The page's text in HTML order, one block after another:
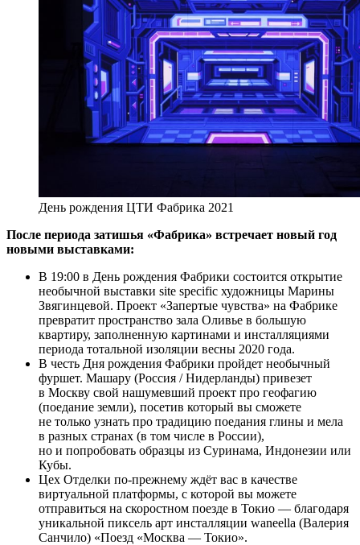
День рождения ЦТИ Фабрика 2021
После периода затишья «Фабрика» встречает новый год
новыми выставками:
В 19:00 в День рождения Фабрики состоится открытие
необычной выставки site specific художницы Марины
Звягинцевой. Проект «Запертые чувства» на Фабрике
превратит пространство зала Оливье в большую
квартиру, заполненную картинами и инсталляциями
периода тотальной изоляции весны 2020 года.
В честь Дня рождения Фабрики пройдет необычный
фуршет. Машару (Россия / Нидерланды) привезет
в Москву свой нашумевший проект про геофагию
(поедание земли), посетив который вы сможете
не только узнать про традицию поедания глины и мела
в разных странах (в том числе в России),
но и попробовать образцы из Суринама, Индонезии или
Кубы.
Цех Отделки по-прежнему ждёт вас в качестве
виртуальной платформы, с которой вы можете
отправиться на скоростном поезде в Токио — благодаря
уникальной пиксель арт инсталляции waneella (Валерия
Санчило) «Поезд «Москва — Токио».